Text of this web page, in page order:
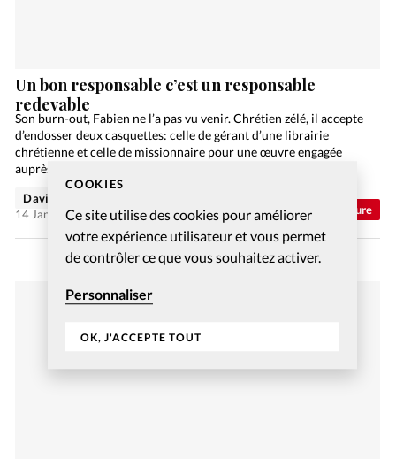
COOKIES
Ce site utilise des cookies pour améliorer
votre expérience utilisateur et vous permet
de contrôler ce que vous souhaitez activer.
Personnaliser
OK, J'ACCEPTE TOUT
Vie Intérieure
Un bon responsable c’est un responsable
redevable
Son burn-out, Fabien ne l’a pas vu venir. Chrétien zélé, il accepte
d’endosser deux casquettes: celle de gérant d’une librairie
chrétienne et celle de missionnaire pour une œuvre engagée
auprès de la jeunesse. «Je suis…
David Nadaud
14 Jan 2022
Abonnés